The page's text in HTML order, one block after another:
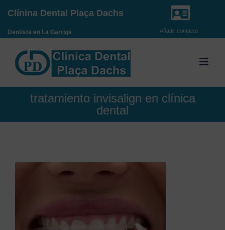
Saltar
Clínina Dental Plaça Dachs
Dentista en La Garriga Añadir contacto
tratamiento invisalign en clínica
dental